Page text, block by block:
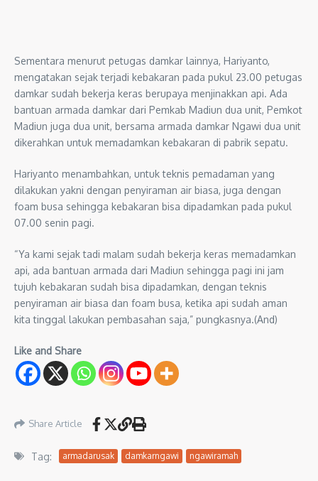
Sementara menurut petugas damkar lainnya, Hariyanto,
mengatakan sejak terjadi kebakaran pada pukul 23.00 petugas
damkar sudah bekerja keras berupaya menjinakkan api. Ada
bantuan armada damkar dari Pemkab Madiun dua unit, Pemkot
Madiun juga dua unit, bersama armada damkar Ngawi dua unit
dikerahkan untuk memadamkan kebakaran di pabrik sepatu.
Hariyanto menambahkan, untuk teknis pemadaman yang
dilakukan yakni dengan penyiraman air biasa, juga dengan
foam busa sehingga kebakaran bisa dipadamkan pada pukul
07.00 senin pagi.
“Ya kami sejak tadi malam sudah bekerja keras memadamkan
api, ada bantuan armada dari Madiun sehingga pagi ini jam
tujuh kebakaran sudah bisa dipadamkan, dengan teknis
penyiraman air biasa dan foam busa, ketika api sudah aman
kita tinggal lakukan pembasahan saja,” pungkasnya.(And)
Like and Share
Share Article
Tag: armadarusak damkarngawi ngawiramah